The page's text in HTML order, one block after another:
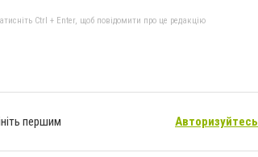
Ctrl + Enter, щоб повідомити про це редакцію
першим Авторизуйтесь